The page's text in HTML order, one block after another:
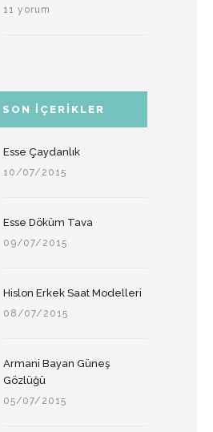
11 yorum
SON İÇERIKLER
Esse Çaydanlık
10/07/2015
Esse Döküm Tava
09/07/2015
Hislon Erkek Saat Modelleri
08/07/2015
Armani Bayan Güneş
Gözlüğü
05/07/2015